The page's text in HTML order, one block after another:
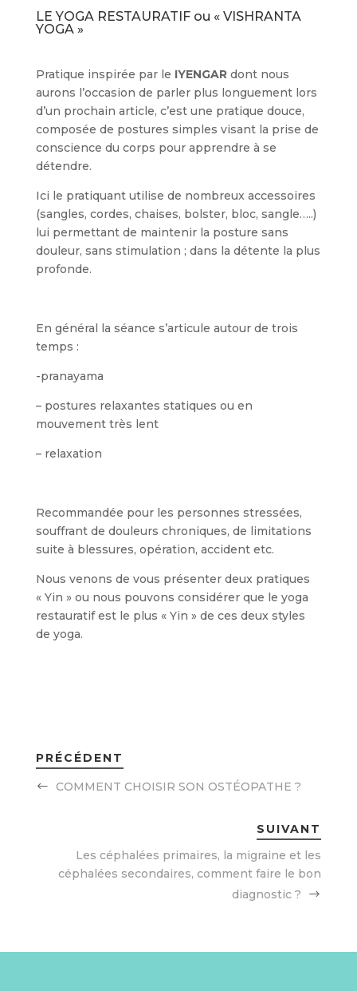
LE YOGA RESTAURATIF ou « VISHRANTA
YOGA »
Pratique inspirée par le IYENGARdont nous
aurons l’occasion de parler plus longuement lors
d’un prochain article, c’est une pratique douce,
composée de postures simples visant la prise de
conscience du corps pour apprendre à se
détendre.
Ici le pratiquant utilise de nombreux accessoires
(sangles, cordes, chaises, bolster, bloc, sangle…..)
lui permettant de maintenir la posture sans
douleur, sans stimulation ; dans la détente la plus
profonde.
En général la séance s’articule autour de trois
temps :
-pranayama
– postures relaxantes statiques ou en
mouvement très lent
– relaxation
Recommandée pour les personnes stressées,
souffrant de douleurs chroniques, de limitations
suite à blessures, opération, accident etc.
Nous venons de vous présenter deux pratiques
« Yin » ou nous pouvons considérer que le yoga
restauratif est le plus « Yin » de ces deux styles
de yoga.
PRÉCÉDENT
COMMENT CHOISIR SON OSTÉOPATHE ?
SUIVANT
Les céphalées primaires, la migraine et les
céphalées secondaires, comment faire le bon
diagnostic ?